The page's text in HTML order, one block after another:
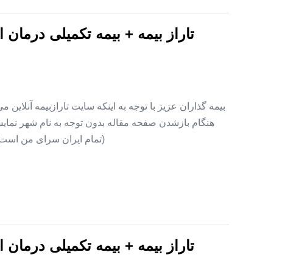
تاراز بیمه + بیمه تکمیلی
بیمه گذاران عزیز با توجه به اینکه سایت تارازبیمه
هنگام بازشدن صفحه مقاله بدون توجه به نام شهر
(تمام ایران سرای من
تاراز بیمه + بیمه تکمیلی